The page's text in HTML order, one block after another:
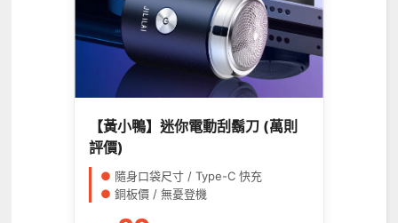
【黃小鴨】迷你電動刮鬍刀 (萬則
評價)
● 隨身口袋尺寸 / Type-C 快充
● 銅板價 / 無憂登機